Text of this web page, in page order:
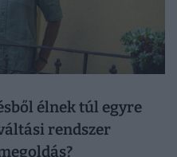
élnek túl egyre
rendszer